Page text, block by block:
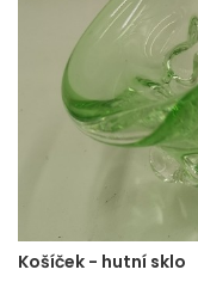
Košíček - hutní sklo